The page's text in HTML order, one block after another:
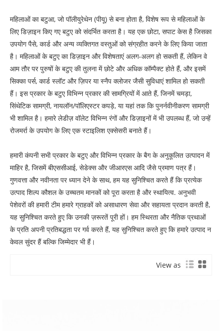
महिलाओं का बटुआ, जो पॉलीयुरेथेन (पीयू) से बना होता है, विशेष रूप से महिलाओं के
लिए डिज़ाइन किए गए बटुए को संदर्भित करता है। यह एक छोटा, सपाट केस है जिसका
उपयोग पैसे, कार्ड और अन्य व्यक्तिगत वस्तुओं को संग्रहीत करने के लिए किया जाता
है। महिलाओं के बटुए का डिज़ाइन और विशेषताएं अलग-अलग हो सकती हैं, लेकिन वे
आम तौर पर पुरुषों के बटुए की तुलना में छोटे और अधिक कॉम्पैक्ट होते हैं, और इसमें
सिक्का पर्स, कार्ड स्लॉट और ज़िपर या स्नैप क्लोजर जैसी सुविधाएं शामिल हो सकती
हैं। इस प्रकार के बटुए विभिन्न प्रकार की सामग्रियों में आते हैं, जिनमें चमड़ा,
सिंथेटिक सामग्री, नायलॉन/पॉलिएस्टर कपड़े, या यहां तक ​​कि पुनर्नवीनीकरण सामग्री
भी शामिल है। हमारे लेडीज़ वॉलेट विभिन्न रंगों और डिज़ाइनों में भी उपलब्ध हैं, जो उन्हें
रोजमर्रा के उपयोग के लिए एक स्टाइलिश एक्सेसरी बनाते हैं।
हमारी कंपनी सभी प्रकार के बटुए और विभिन्न प्रकार के बैग के अनुकूलित उत्पादन में
माहिर है, जिसमें बीएससीआई, सेडेक्स और जीआरएस आदि जैसे प्रमाण पत्र हैं।
गुणवत्ता और नवीनता पर ध्यान देने के साथ, हम यह सुनिश्चित करते हैं कि प्रत्येक
उत्पाद शिल्प कौशल के उच्चतम मानकों को पूरा करता है और स्थायित्व. अनुभवी
पेशेवरों की हमारी टीम हमारे ग्राहकों को असाधारण सेवा और सहायता प्रदान करती है,
यह सुनिश्चित करते हुए कि उनकी ज़रूरतें पूरी हों। हम स्थिरता और नैतिक प्रथाओं
के प्रति अपनी प्रतिबद्धता पर गर्व करते हैं, यह सुनिश्चित करते हुए कि हमारे उत्पाद न
केवल सुंदर हैं बल्कि जिम्मेदार भी हैं।
View as